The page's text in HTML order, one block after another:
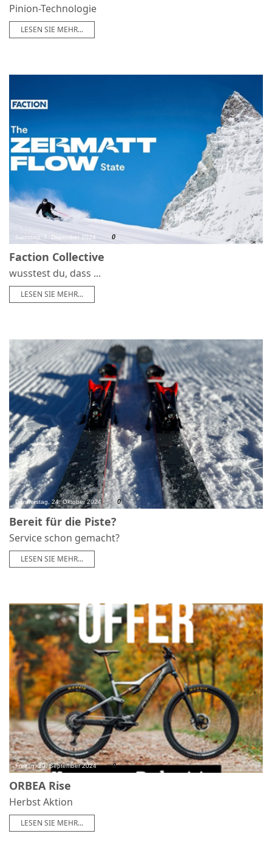
Pinion-Technologie
LESEN SIE MEHR...
Samstag, 7. Dezember 2024 0
Faction Collective
wusstest du, dass ...
LESEN SIE MEHR...
Donnerstag, 24. Oktober 2024 0
Bereit für die Piste?
Service schon gemacht?
LESEN SIE MEHR...
Freitag, 20. September 2024 0
ORBEA Rise
Herbst Aktion
LESEN SIE MEHR...